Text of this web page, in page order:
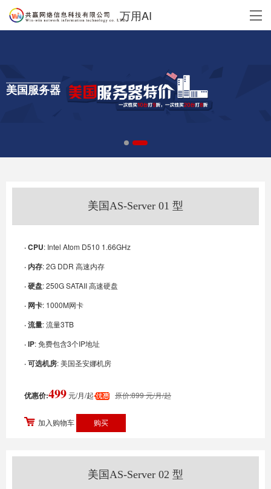
万用AI
美国服务器
美国AS-Server 01 型
· CPU: Intel Atom D510 1.66GHz
· 内存: 2G DDR 高速内存
· 硬盘: 250G SATAII 高速硬盘
· 网卡: 1000M网卡
· 流量: 流量3TB
· IP: 免费包含3个IP地址
· 可选机房: 美国圣安娜机房
优惠价:499元/月/起 原价:899 元/月/起
加入购物车
美国AS-Server 02 型